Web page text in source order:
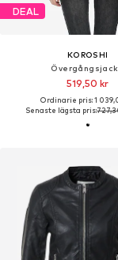
DEAL
KOROSHI
519,50 kr
Ordinarie pris: 1
Senaste lägsta pris: